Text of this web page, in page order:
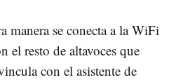
manera se conecta a la WiFi
el resto de altavoces que
con el asistente de